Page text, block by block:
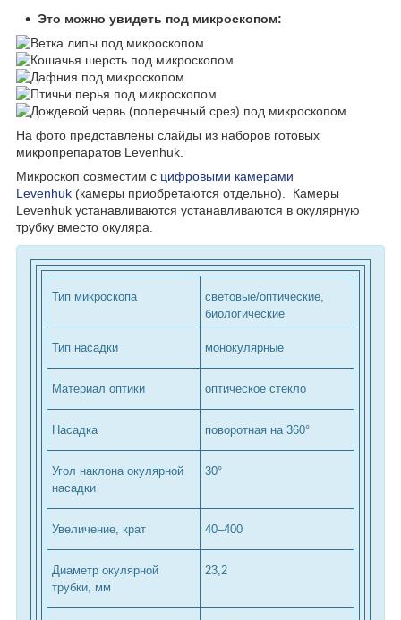
Это можно увидеть под микроскопом:
На фото представлены слайды из наборов готовых
микропрепаратов Levenhuk.
Микроскоп совместим с цифровыми камерами
Levenhuk (камеры приобретаются отдельно). Камеры
Levenhuk устанавливаются устанавливаются в окулярную
трубку вместо окуляра.
Тип микроскопа
световые/оптические,
биологические
Тип насадки монокулярные
Материал оптики оптическое стекло
Насадка поворотная на 360°
Угол наклона окулярной
насадки
30°
Увеличение, крат 40–400
Диаметр окулярной
трубки, мм
23,2